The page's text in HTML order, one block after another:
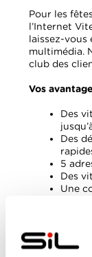
Pour les
l’Internet
laissez-
multimédia.
club des
Vos
Des
Des
5
Des
Une
Bouclier
Le Bouclier